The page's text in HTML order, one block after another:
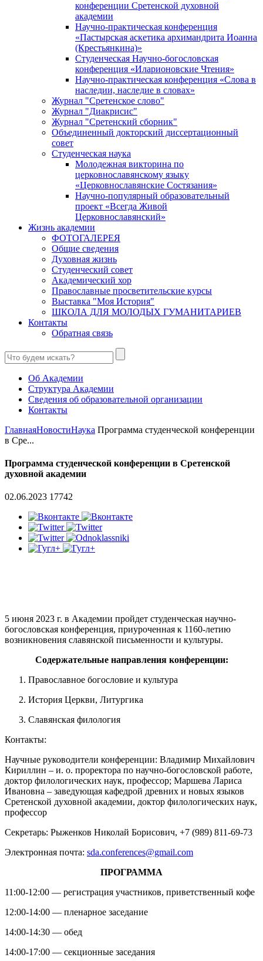
конференции Сретенской духовной
академии
Научно-практическая конференция
«Пастырская аскетика архимандрита Иоанна
(Крестьянкина)»
Студенческая Научно-богословская
конференция «Иларионовские Чтения»
Научно-практическая конференция «Cлова в
наследии, наследие в словах»
Журнал "Сретенское слово"
Журнал "Диакрисис"
Журнал "Сретенский сборник"
Объединенный докторский диссертационный
совет
Студенческая наука
Молодежная викторина по
церковнославянскому языку
«Церковнославянские Состязания»
Научно-популярный образовательный
проект «Всегда Живой
Церковнославянский»
Жизнь академии
ФОТОГАЛЕРЕЯ
Общие сведения
Духовная жизнь
Студенческий совет
Академический хор
Православные просветительские курсы
Выставка "Моя История"
ШКОЛА ДЛЯ МОЛОДЫХ ГУМАНИТАРИЕВ
Контакты
Обратная связь
Об Академии
Структура Академии
Сведения об образовательной организации
Контакты
ГлавнаяНовостиНаука Программа студенческой конференции
в Сре...
Программа студенческой конференции в Сретенской
духовной академии
02.06.2023 17742
5 июня 2023 г. в Академии пройдет студенческая научно-
богословская конференция, приуроченная к 1160-летию
возникновения славянской письменности и культуры.
Содержательные направления конференции:
Православное богословие и культура
История Церкви, Литургика
Славянская филология
Контакты:
Научные руководители конференции: Владимир Михайлович
Кириллин – и. о. проректора по научно-богословской работе,
доктор филологических наук, профессор; Маршева Лариса
Ивановна – заведующая кафедрой древних и новых языков
Сретенской духовной академии, доктор филологических наук,
профессор
Секретарь: Рыженков Николай Борисович, +7 (989) 811-69-73
Электронная почта: sda.conferences@gmail.com
ПРОГРАММА
11:00-12:00 — регистрация участников, приветственный кофе
12:00-14:00 — пленарное заседание
14:00-14:30 — обед
14:00-17:00 — секционные заседания